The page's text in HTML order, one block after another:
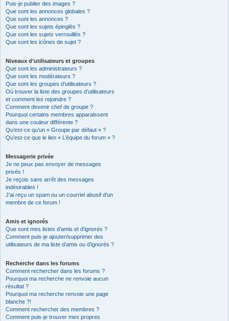
Puis-je publier des images ?
Que sont les annonces globales ?
Que sont les annonces ?
Que sont les sujets épinglés ?
Que sont les sujets verrouillés ?
Que sont les icônes de sujet ?
Niveaux d’utilisateurs et groupes
Que sont les administrateurs ?
Que sont les modérateurs ?
Que sont les groupes d’utilisateurs ?
Où trouver la liste des groupes d’utilisateurs
et comment les rejoindre ?
Comment devenir chef de groupe ?
Pourquoi certains membres apparaissent
dans une couleur différente ?
Qu’est-ce qu’un « Groupe par défaut » ?
Qu’est-ce que le lien « L’équipe du forum » ?
Messagerie privée
Je ne peux pas envoyer de messages
privés !
Je reçois sans arrêt des messages
indésirables !
J’ai reçu un spam ou un courriel abusif d’un
membre de ce forum !
Amis et ignorés
Que sont mes listes d’amis et d’ignorés ?
Comment puis-je ajouter/supprimer des
utilisateurs de ma liste d’amis ou d’ignorés ?
Recherche dans les forums
Comment rechercher dans les forums ?
Pourquoi ma recherche ne renvoie aucun
résultat ?
Pourquoi ma recherche renvoie une page
blanche ?!
Comment rechercher des membres ?
Comment puis-je trouver mes propres